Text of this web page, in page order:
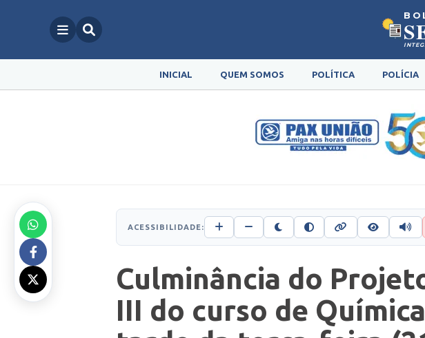
INICIAL QUEM SOMOS POLÍTICA POLÍCIA
ACESSIBILIDADE:
Culminância do
III do curso de